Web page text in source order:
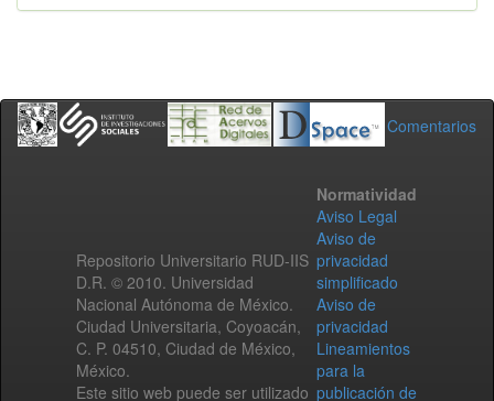
Comentarios
Repositorio Universitario RUD-IIS
D.R. © 2010. Universidad
Nacional Autónoma de México.
Ciudad Universitaria, Coyoacán,
C. P. 04510, Ciudad de México,
México.
Este sitio web puede ser utilizado
Normatividad
Aviso Legal
Aviso de
privacidad
simplificado
Aviso de
privacidad
Lineamientos
para la
publicación de